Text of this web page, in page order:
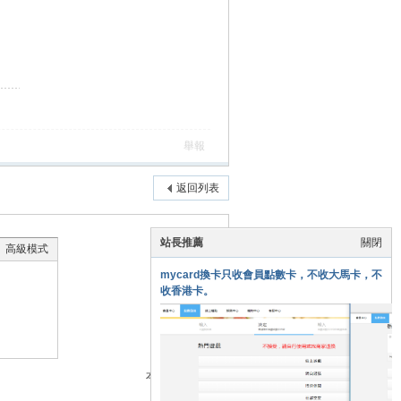
舉報
返回列表
高級模式
本版積分規則
關閉
站長推薦
mycard換卡只收會員點數卡，不收大馬卡，不
收香港卡。